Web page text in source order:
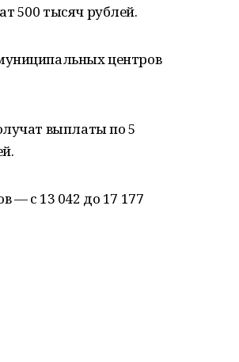
500 тысяч рублей.
центров
выплаты по 5
— с 13 042 до 17 177